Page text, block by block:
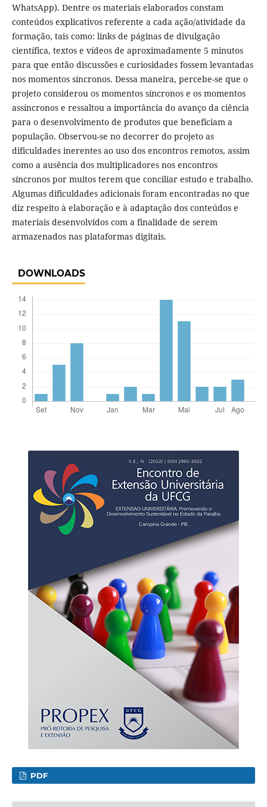
WhatsApp). Dentre os materiais elaborados constam
conteúdos explicativos referente a cada ação/atividade da
formação, tais como: links de páginas de divulgação
científica, textos e vídeos de aproximadamente 5 minutos
para que então discussões e curiosidades fossem levantadas
nos momentos síncronos. Dessa maneira, percebe-se que o
projeto considerou os momentos síncronos e os momentos
assíncronos e ressaltou a importância do avanço da ciência
para o desenvolvimento de produtos que beneficiam a
população. Observou-se no decorrer do projeto as
dificuldades inerentes ao uso dos encontros remotos, assim
como a ausência dos multiplicadores nos encontros
síncronos por muitos terem que conciliar estudo e trabalho.
Algumas dificuldades adicionais foram encontradas no que
diz respeito à elaboração e à adaptação dos conteúdos e
materiais desenvolvidos com a finalidade de serem
armazenados nas plataformas digitais.
DOWNLOADS
PDF